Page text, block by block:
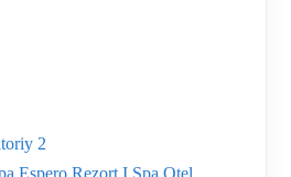
2
Espero Rezort I Spa Otel